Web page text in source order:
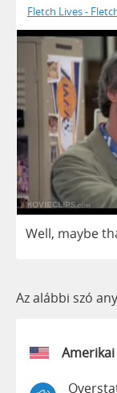
Fletch Lives -
Well, maybe
Az alábbi szó